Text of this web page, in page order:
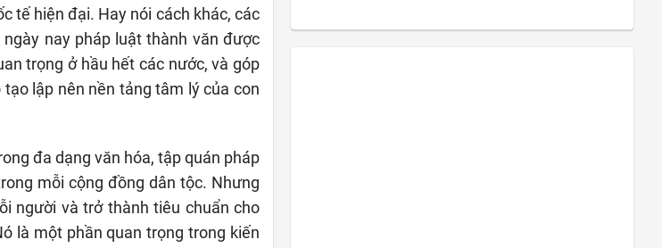
tế hiện đại. Hay nói cách khác, các
nay pháp luật thành văn được
trọng ở hầu hết các nước, và góp
lập nên nền tảng tâm lý của con
đa dạng văn hóa, tập quán pháp
mỗi cộng đồng dân tộc. Nhưng
người và trở thành tiêu chuẩn cho
là một phần quan trọng trong kiến